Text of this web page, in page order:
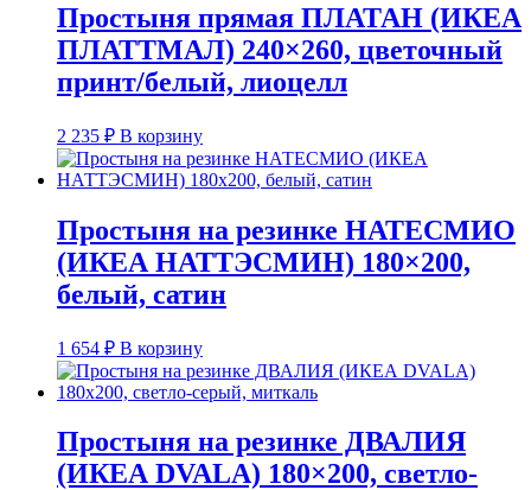
Простыня прямая ПЛАТАН (ИКЕА
ПЛАТТМАЛ) 240×260, цветочный
принт/белый, лиоцелл
2 235 ₽ В корзину
Простыня на резинке НАТЕСМИО
(ИКЕА НАТТЭСМИН) 180×200,
белый, сатин
1 654 ₽ В корзину
Простыня на резинке ДВАЛИЯ
(ИКЕА DVALA) 180×200, светло-